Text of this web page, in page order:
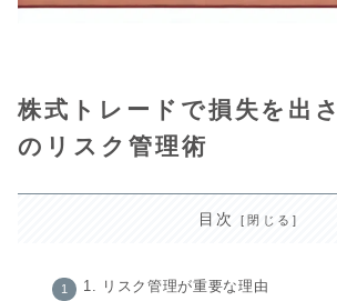
株式トレードで損失を出
のリスク管理術
目次
1. リスク管理が重要な理由